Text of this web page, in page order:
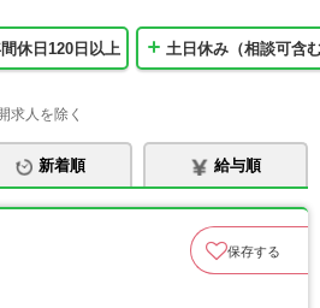
休日120日以上 土日休み（相談可含
求人を除く
新着順 給与順
保存する